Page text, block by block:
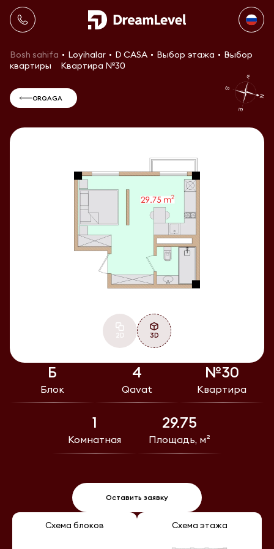
Bosh sahifa Loyihalar D CASA Выбор этажа
Выбор
квартиры
Квартира №30
Б
Блок
4
Qavat
№30
Квартира
1
Комнатная
29.75
Площадь, м²
Оставить заявку
2D 3D
Схема блоков Схема этажа
ORQAGA